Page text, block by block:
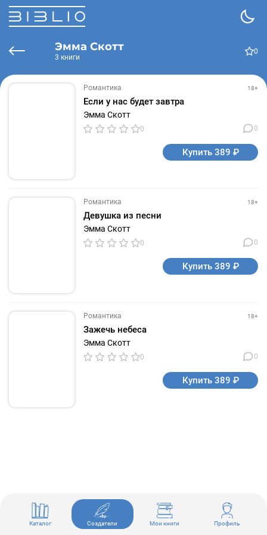
Эмма Скотт
3 книги
0
Романтика 18+
Если у нас будет завтра
Эмма Скотт
0 0
Купить 389 ₽
Романтика 18+
Девушка из песни
Эмма Скотт
0 0
Купить 389 ₽
Романтика 18+
Зажечь небеса
Эмма Скотт
0 0
Купить 389 ₽
Каталог Создатели Мои книги Профиль